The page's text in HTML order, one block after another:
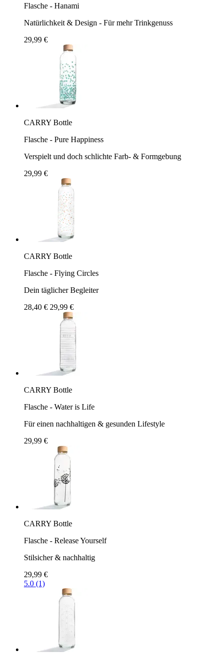
Flasche - Hanami
Natürlichkeit & Design - Für mehr Trinkgenuss
29,99 €
CARRY Bottle
Flasche - Pure Happiness
Verspielt und doch schlichte Farb- & Formgebung
29,99 €
CARRY Bottle
Flasche - Flying Circles
Dein täglicher Begleiter
28,40 € 29,99 €
CARRY Bottle
Flasche - Water is Life
Für einen nachhaltigen & gesunden Lifestyle
29,99 €
CARRY Bottle
Flasche - Release Yourself
Stilsicher & nachhaltig
29,99 €
5.0 (1)